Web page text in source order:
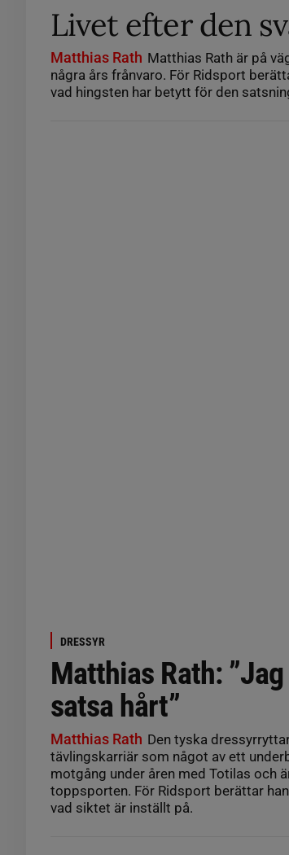
Livet efter den
Matthias Rath Matthias Rath är på
några års frånvaro. För Ridsport
vad hingsten har betytt för den
DRESSYR
Matthias Rath:
satsa hårt”
Matthias Rath Den tyska
tävlingskarriär som något av ett
motgång under åren med Totilas och
toppsporten. För Ridsport berättar
vad siktet är inställt på.